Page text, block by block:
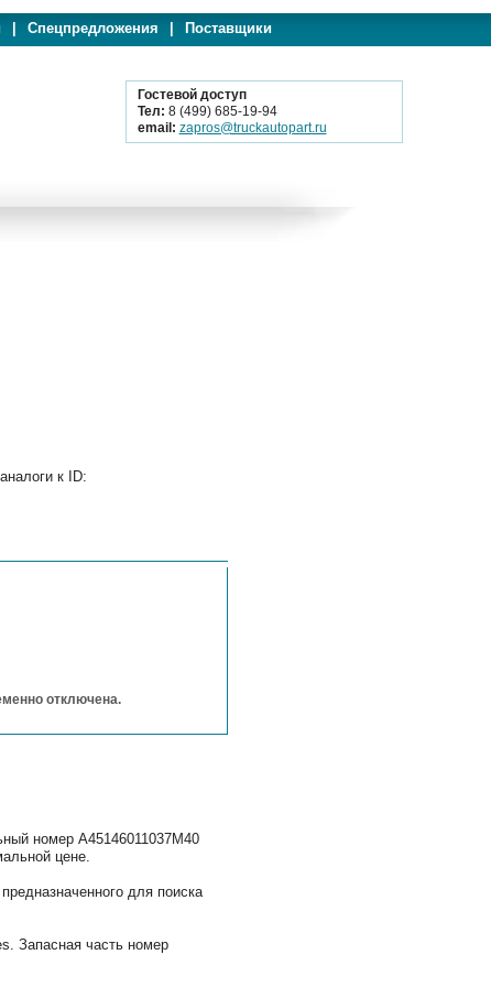
Спецпредложения Поставщики
Гостевой доступ
Тел: 8 (499) 685-19-94
email: zapros@truckautopart.ru
к ID:
отключена.
номер A45146011037M40
цене.
для поиска
Запасная часть номер